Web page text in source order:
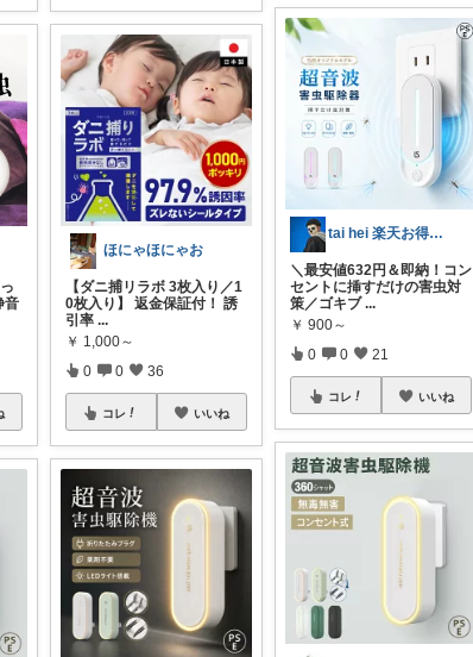
音
ほにゃほにゃお
【ダニ捕リラボ 3枚入り／1
0枚入り】 返金保証付！ 誘
引率 ...
￥ 1,000～
0 0 36
コレ いいね
tai hei 楽天お得情報🉐
＼最安値632円＆即納！コン
セントに挿すだけの害虫対
策／ゴキブ ...
￥ 900～
0 0 21
コレ いいね